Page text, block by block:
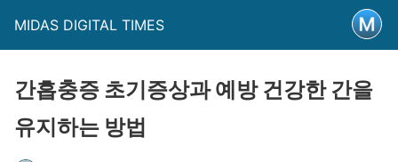
MIDAS DIGITAL TIMES
간흡충증 초기증상과 예방 건강한 간을
유지하는 방법